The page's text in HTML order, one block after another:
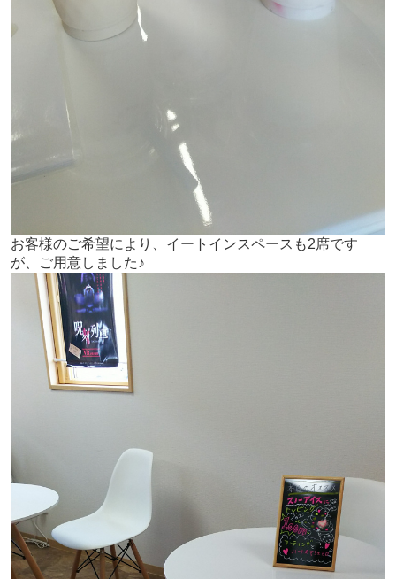
お客様のご希望により、イートインスペースも2席です
が、ご用意しました♪